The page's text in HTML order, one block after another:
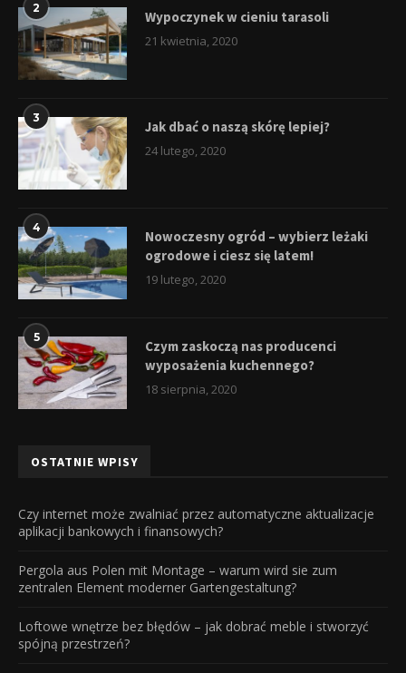
2
Wypoczynek w cieniu tarasoli
21 kwietnia, 2020
3
Jak dbać o naszą skórę lepiej?
24 lutego, 2020
4
Nowoczesny ogród – wybierz leżaki
ogrodowe i ciesz się latem!
19 lutego, 2020
5
Czym zaskoczą nas producenci
wyposażenia kuchennego?
18 sierpnia, 2020
OSTATNIE WPISY
Czy internet może zwalniać przez automatyczne aktualizacje
aplikacji bankowych i finansowych?
Pergola aus Polen mit Montage – warum wird sie zum
zentralen Element moderner Gartengestaltung?
Loftowe wnętrze bez błędów – jak dobrać meble i stworzyć
spójną przestrzeń?